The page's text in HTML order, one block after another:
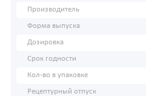
Производитель
Форма выпуска
Дозировка
Срок годности
Кол-во в упаковке
Рецептурный отпуск